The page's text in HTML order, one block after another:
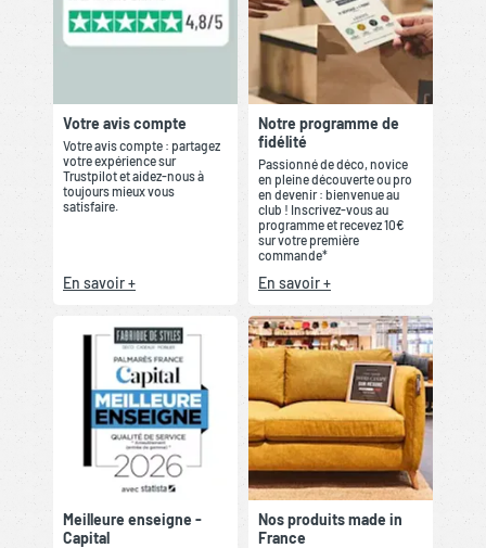
Votre avis compte
Votre avis compte : partagez
votre expérience sur
Trustpilot et aidez-nous à
toujours mieux vous
satisfaire.
En savoir +
Notre programme de
fidélité
Passionné de déco, novice
en pleine découverte ou pro
en devenir : bienvenue au
club ! Inscrivez-vous au
programme et recevez 10€
sur votre première
commande*
En savoir +
Meilleure enseigne -
Capital
Nos produits made in
France